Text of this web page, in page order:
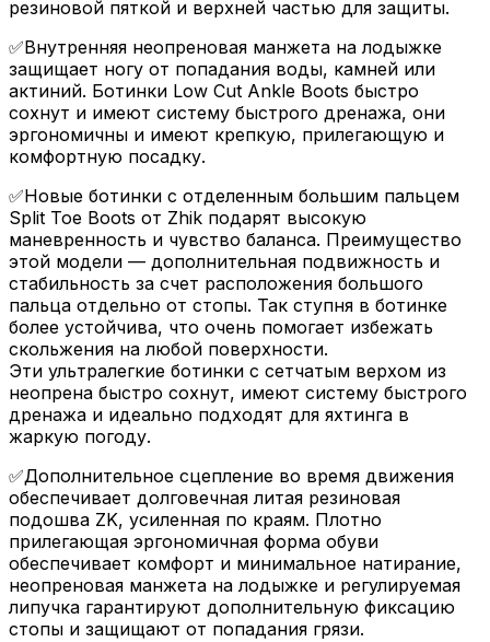
резиновой пяткой и верхней частью для защиты.
✅Внутренняя неопреновая манжета на лодыжке
защищает ногу от попадания воды, камней или
актиний. Ботинки Low Cut Ankle Boots быстро
сохнут и имеют систему быстрого дренажа, они
эргономичны и имеют крепкую, прилегающую и
комфортную посадку.
✅Новые ботинки c отделенным большим пальцем
Split Toe Boots от Zhik подарят высокую
маневренность и чувство баланса. Преимущество
этой модели — дополнительная подвижность и
стабильность за счет расположения большого
пальца отдельно от стопы. Так ступня в ботинке
более устойчива, что очень помогает избежать
скольжения на любой поверхности.
Эти ультралегкие ботинки с сетчатым верхом из
неопрена быстро сохнут, имеют систему быстрого
дренажа и идеально подходят для яхтинга в
жаркую погоду.
✅Дополнительное сцепление во время движения
обеспечивает долговечная литая резиновая
подошва ZK, усиленная по краям. Плотно
прилегающая эргономичная форма обуви
обеспечивает комфорт и минимальное натирание,
неопреновая манжета на лодыжке и регулируемая
липучка гарантируют дополнительную фиксацию
стопы и защищают от попадания грязи.